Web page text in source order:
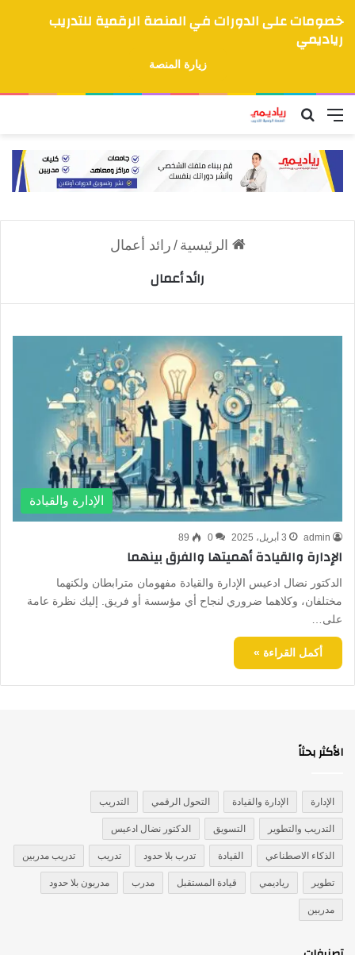
خصومات على الدورات في المنصة الرقمية للتدريب
رياديمي
زيارة المنصة
القائمة بحث عن
الرئيسية / رائد أعمال
رائد أعمال
الإدارة والقيادة
admin 3 أبريل، 2025 0
89
الإدارة والقيادة أهميتها والفرق بينهما
الدكتور نضال ادعيس الإدارة والقيادة مفهومان مترابطان ولكنهما
مختلفان، وكلاهما ضروري لنجاح أي مؤسسة أو فريق. إليك نظرة عامة
على…
أكمل القراءة »
الأكثر بحثاً
الإدارة الإدارة والقيادة التحول الرقمي التدريب
التدريب والتطوير التسويق الدكتور نضال ادعيس
الذكاء الاصطناعي القيادة تدرب بلا حدود تدريب تدريب مدربين
تطوير رياديمي قيادة المستقبل مدرب مدربون بلا حدود
مدربين